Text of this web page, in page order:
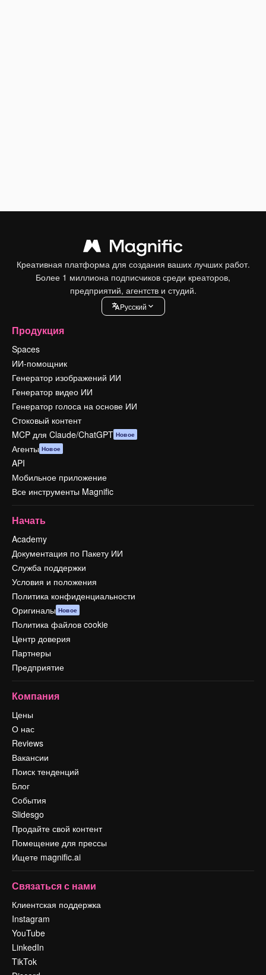
Креативная платформа для создания ваших лучших работ.
Более 1 миллиона подписчиков среди креаторов,
предприятий, агентств и студий.
Pусский
Продукция
Spaces
ИИ-помощник
Генератор изображений ИИ
Генератор видео ИИ
Генератор голоса на основе ИИ
Стоковый контент
MCP для Claude/ChatGPT Новое
Агенты Новое
API
Мобильное приложение
Все инструменты Magnific
Начать
Academy
Документация по Пакету ИИ
Служба поддержки
Условия и положения
Политика конфиденциальности
Оригиналы Новое
Политика файлов cookie
Центр доверия
Партнеры
Предприятие
Компания
Цены
О нас
Reviews
Вакансии
Поиск тенденций
Блог
События
Slidesgo
Продайте свой контент
Помещение для прессы
Ищете magnific.ai
Связаться с нами
Клиентская поддержка
Instagram
YouTube
LinkedIn
TikTok